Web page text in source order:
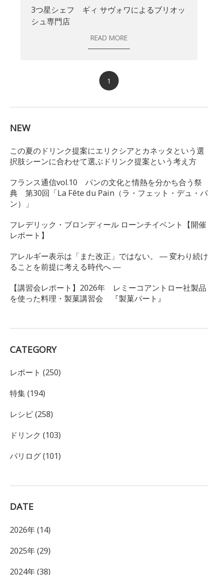
3つ星シェフ ギィ サヴォワによるブリオッ
シュ専門店
READ MORE
1
NEW
この夏のドリンク提案にエリクシアとカネッタという選
択肢シーンに合わせて選ぶドリンク提案という考え方
フランス通信vol.10 パンの文化と情熱を分かち合う祭
典 第30回「La Fête du Pain（ラ・フェット・デュ・パ
ン）」
フレデリック・ブロンディール ローンチイベント【開催
レポート】
アレルギー表示は「また改正」ではない。 ― 変わり続け
ることを前提に考える時代へ ―
【講習会レポート】2026年 レミーコアントロー社製品
を使った料理・製菓講習会 『製菓パート』
CATEGORY
レポート (250)
特集 (194)
レシピ (258)
ドリンク (103)
パリログ (101)
DATE
2026年 (14)
2025年 (29)
2024年 (38)